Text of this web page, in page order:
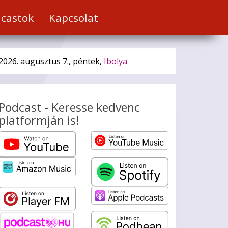
Kapcsolat
augusztus 7., péntek, Ibolya
Podcast - Keresse kedvenc
platformján is!